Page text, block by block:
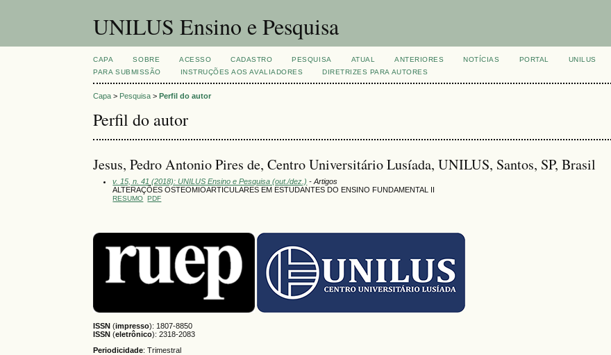
UNILUS Ensino e Pesquisa
CAPA SOBRE ACESSO CADASTRO PESQUISA ATUAL ANTERIORES NOTÍCIAS PORTAL UNILUS
PARA SUBMISSÃO
INSTRUÇÕES AOS AVALIADORES DIRETRIZES PARA AUTORES
Capa > Pesquisa >Perfil do autor
Perfil do autor
Jesus, Pedro Antonio Pires de, Centro Universitário Lusíada, UNILUS, Santos, SP, Brasil
v. 15, n. 41 (2018): UNILUS Ensino e Pesquisa (out./dez.) - Artigos
ALTERAÇÕES OSTEOMIOARTICULARES EM ESTUDANTES DO ENSINO FUNDAMENTAL II
RESUMO PDF
ISSN (impresso): 1807-8850
ISSN (eletrônico):2318-2083
Periodicidade: Trimestral